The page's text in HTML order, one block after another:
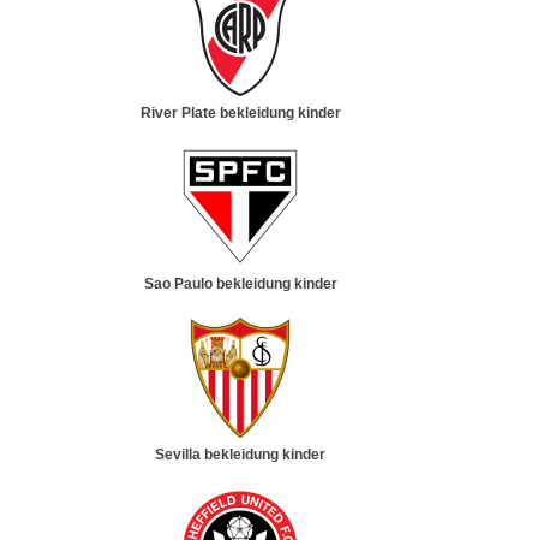
River Plate bekleidung kinder
Sao Paulo bekleidung kinder
Sevilla bekleidung kinder